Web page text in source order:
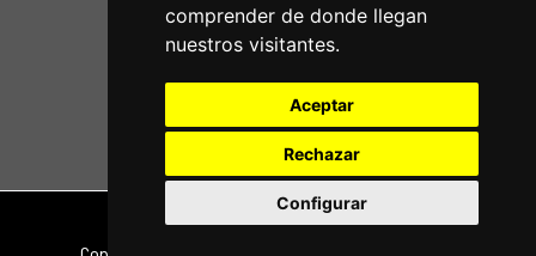
comprender de donde llegan
nuestros visitantes.
Aceptar
Rechazar
Configurar
Nota legal|Política de privacidade